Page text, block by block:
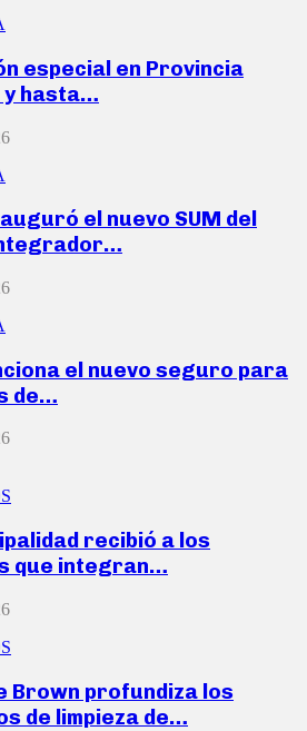
especial en Provincia
y hasta…
el nuevo SUM del
el nuevo seguro para
de…
recibió a los
que integran…
Brown profundiza los
de limpieza de…